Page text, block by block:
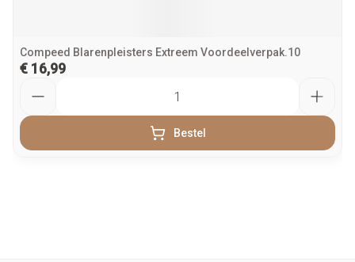
Compeed Blarenpleisters Extreem Voordeelverpak.10
€ 16,99
Bestel